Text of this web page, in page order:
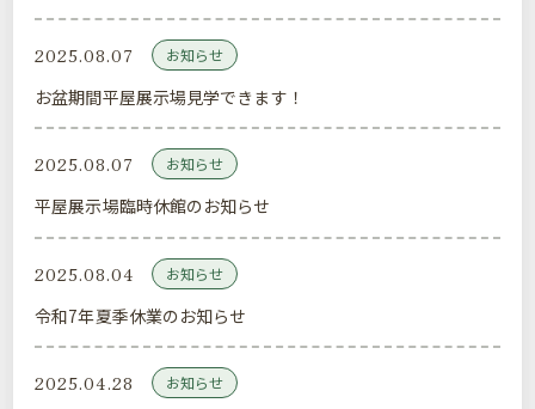
2025.08.07 お知らせ
お盆期間平屋展示場見学できます！
2025.08.07 お知らせ
平屋展示場臨時休館のお知らせ
2025.08.04 お知らせ
令和7年夏季休業のお知らせ
2025.04.28 お知らせ